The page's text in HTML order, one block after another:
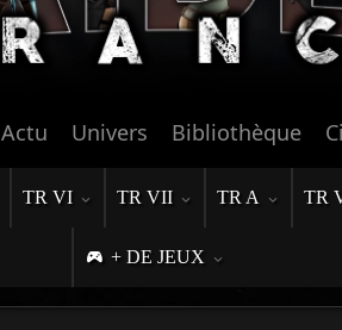
Actu Univers Bibliothèque
TR VI TR VII TR A TR
+ DE JEUX